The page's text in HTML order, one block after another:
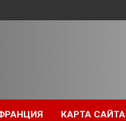
КАРТА САЙТА